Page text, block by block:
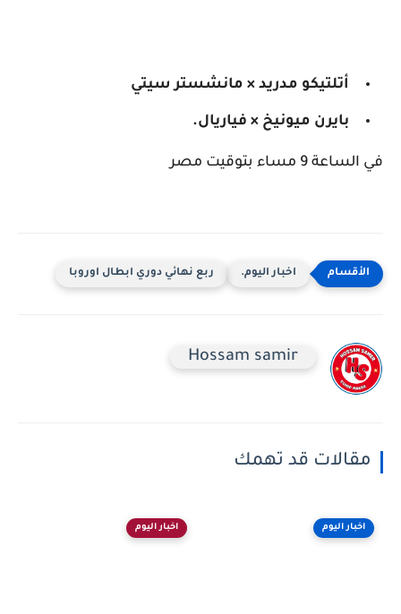
أتلتيكو مدريد × مانشستر سيتي
بايرن ميونيخ × فياريال.
في الساعة 9 مساء بتوقيت مصر
اخبار اليوم. ربع نهائي دوري ابطال اوروبا
Hossam samir
مقالات قد تهمك
اخبار اليوم اخبار اليوم